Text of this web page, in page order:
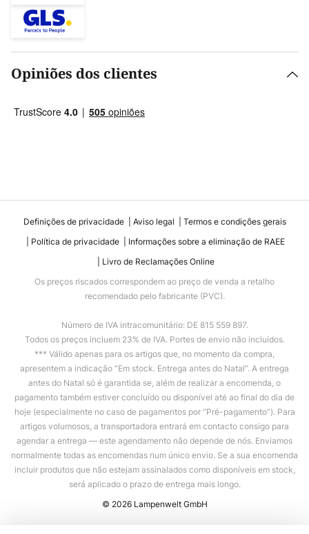
Opiniões dos clientes
Definições de privacidade Aviso legal
Termos e condições gerais
Política de privacidade
Informações sobre a eliminação de RAEE
Livro de Reclamações Online
Os preços riscados correspondem ao preço de venda a retalho
recomendado pelo fabricante (PVC).
Número de IVA intracomunitário: DE 815 559 897.
Todos os preços incluem 23% de IVA. Portes de envio não incluídos.
*** Válido apenas para os artigos que, no momento da compra,
apresentem a indicação “Em stock. Entrega antes do Natal”. A entrega
antes do Natal só é garantida se, além de realizar a encomenda, o
pagamento também estiver concluído ou disponível até ao final do dia de
hoje (especialmente no caso de pagamentos por “Pré-pagamento”). Para
artigos volumosos, a transportadora entrará em contacto consigo para
agendar a entrega — este agendamento não depende de nós. Enviamos
normalmente todas as encomendas num único envio. Se a sua encomenda
incluir produtos que não estejam assinalados como disponíveis em stock,
será aplicado o prazo de entrega mais longo.
© 2026 Lampenwelt GmbH